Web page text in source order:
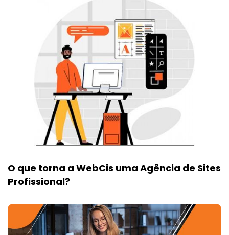
O que torna a WebCis uma Agência de Sites
Profissional?